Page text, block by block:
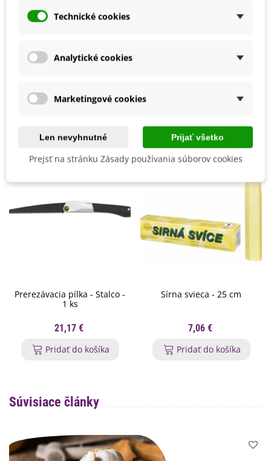
priestoru NIKTO vstúpiť).
Určené Pre
8594191300169
Prerezávacia pílka - Stalco -
1 ks
21,17 €
Pridať do košíka
Sírna svieca - 25 cm
7,06 €
Pridať do košíka
Súvisiace články
Technické cookies
Analytické cookies
Marketingové cookies
Len nevyhnutné Prijať všetko
Prejsť na stránku Zásady používania súborov cookies